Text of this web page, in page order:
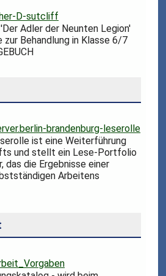
D-sutcliff
Adler der Neunten Legion'
Behandlung in Klasse 6/7
brandenburg-leserolle
ist eine Weiterführung
und stellt ein Lese-Portfolio
das die Ergebnisse einer
Arbeitens